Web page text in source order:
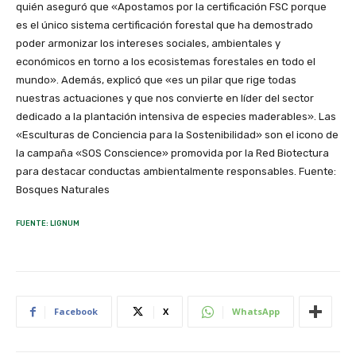
quién aseguró que «Apostamos por la certificación FSC porque
es el único sistema certificación forestal que ha demostrado
poder armonizar los intereses sociales, ambientales y
económicos en torno a los ecosistemas forestales en todo el
mundo». Además, explicó que «es un pilar que rige todas
nuestras actuaciones y que nos convierte en líder del sector
dedicado a la plantación intensiva de especies maderables». Las
«Esculturas de Conciencia para la Sostenibilidad» son el icono de
la campaña «SOS Conscience» promovida por la Red Biotectura
para destacar conductas ambientalmente responsables. Fuente:
Bosques Naturales
FUENTE: LIGNUM
Facebook X WhatsApp